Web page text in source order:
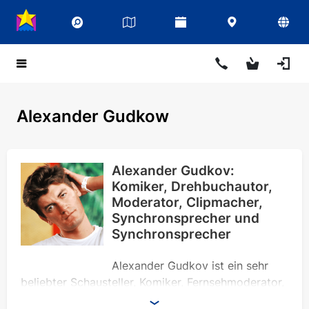
Alexander Gudkow
Alexander Gudkov:
Komiker, Drehbuchautor,
Moderator, Clipmacher,
Synchronsprecher und
Synchronsprecher
Alexander Gudkov ist ein sehr
beliebter Schausteller, Komiker, Fernsehmoderator,
Drehbuchautor sowie Synchronsprecher und